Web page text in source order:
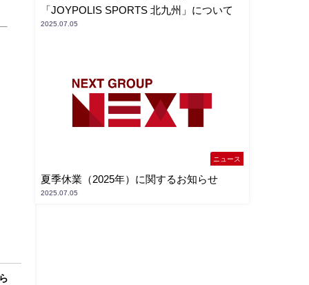
「JOYPOLIS SPORTS 北九州」について
2025.07.05
ニュース
夏季休業（2025年）に関するお知らせ
2025.07.05